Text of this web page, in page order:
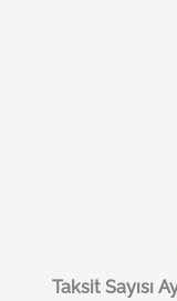
Taksit Sayısı